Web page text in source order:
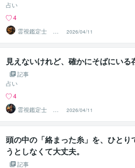
占い
4
霊視鑑定士 昴
流PRO ※ブログ
更新中
2026/04/11
見えないけれど、確かにそばにいる
記事
占い
4
霊視鑑定士 昴
流（すばる）※ブ
ログ更新中
2026/04/11
頭の中の「絡まった糸」を、ひとり
うとしなくて大丈夫。
記事